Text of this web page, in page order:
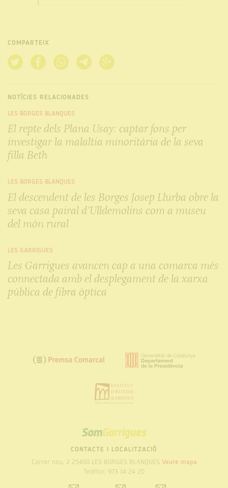
COMPARTEIX
NOTÍCIES RELACIONADES
LES BORGES BLANQUES
El repte dels Plana Usay: captar fons per
investigar la malaltia minoritària de la seva
filla Beth
LES BORGES BLANQUES
El descendent de les Borges Josep Llurba obre la
seva casa pairal d’Ulldemolins com a museu
del món rural
LES GARRIGUES
Les Garrigues avancen cap a una comarca més
connectada amb el desplegament de la xarxa
pública de fibra òptica
SOM
GARRIGUES
CONTACTE I LOCALITZACIÓ
Carrer nou, 2 25400 LES BORGES BLANQUES Veure mapa
Telèfon: 973 14 24 20